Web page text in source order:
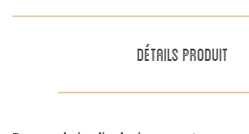
DÉTAILS PRODUIT